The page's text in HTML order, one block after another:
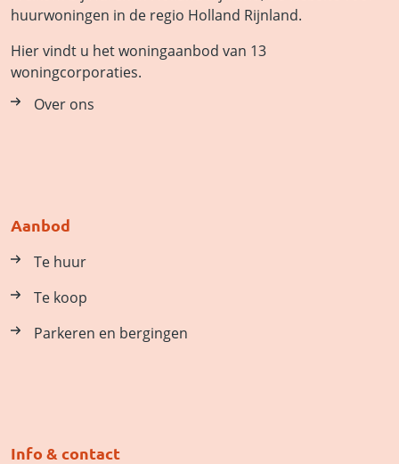
huurwoningen in de regio Holland Rijnland.
Hier vindt u het woningaanbod van 13
woningcorporaties.
Over ons
Aanbod
Te huur
Te koop
Parkeren en bergingen
Info & contact